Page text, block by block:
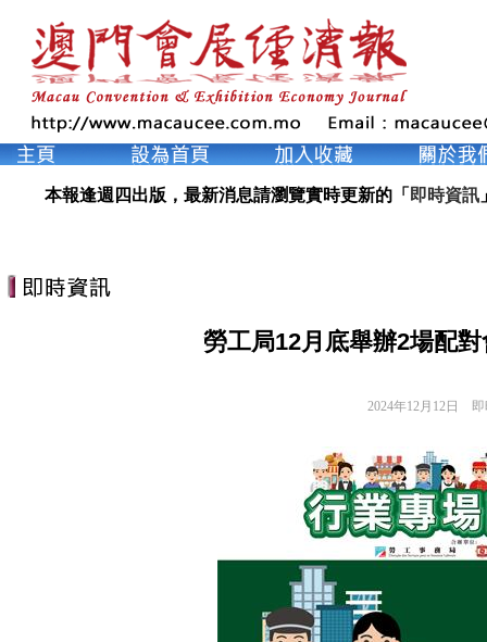
本報逢週四出版，最新消息請瀏覽實時更新的「 即時資訊
勞工局12月底舉辦2場配
2024年12月12日